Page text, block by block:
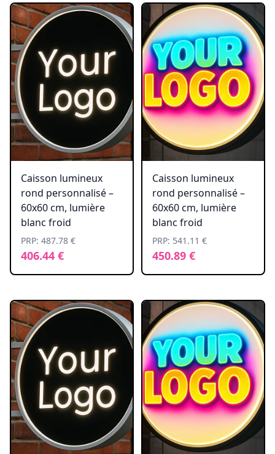
Caisson lumineux
rond personnalisé –
60x60 cm, lumière
blanc froid
PRP: 487.78 €
406.44 €
Caisson lumineux
rond personnalisé –
60x60 cm, lumière
blanc froid
PRP: 541.11 €
450.89 €